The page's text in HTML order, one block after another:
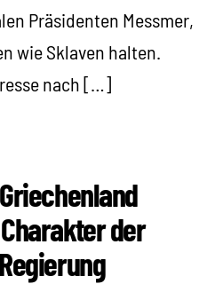
Präsidenten Messmer,
wie Sklaven halten.
nach […]
der